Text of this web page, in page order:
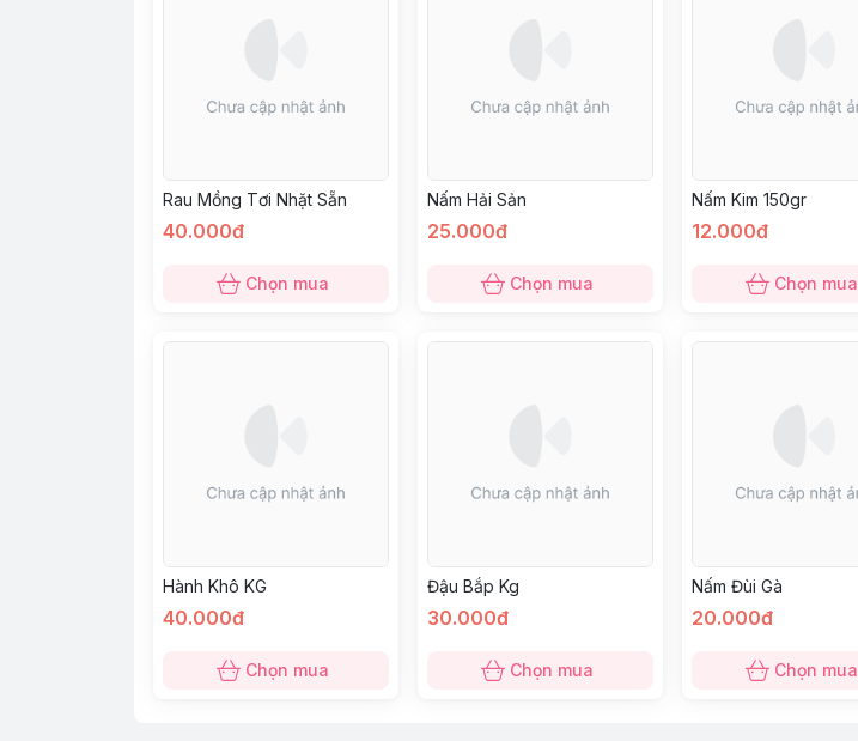
Rau Mồng Tơi Nhặt Sẵn
40.000đ
Chọn mua
Nấm Hải Sản
25.000đ
Chọn mua
Nấm Kim 150gr
12.000đ
Chọn mua
Hành Khô KG
40.000đ
Chọn mua
Đậu Bắp Kg
30.000đ
Chọn mua
Nấm Đùi Gà
20.000đ
Chọn mua